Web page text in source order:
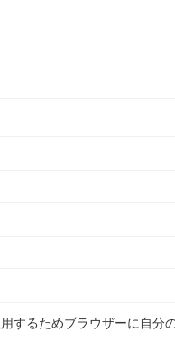
するためブラウザーに自分